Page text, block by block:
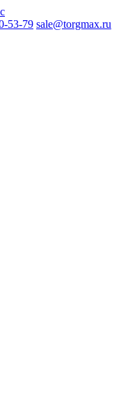
53-79 sale@torgmax.ru